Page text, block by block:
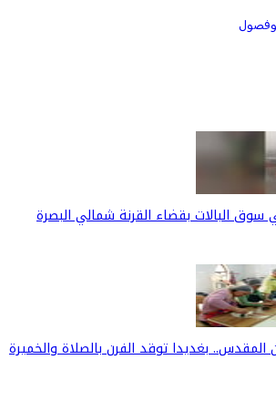
وفصول
البالات بقضاء القرنة شمالي البصرة
المقدس.. بغديدا توقد الفرن بالصلاة والخميرة